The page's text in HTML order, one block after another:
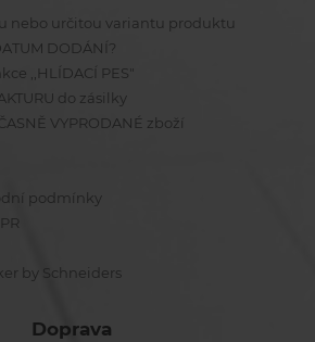
nebo určitou variantu produktu
DODÁNÍ?
,,HLÍDACÍ PES"
do zásilky
VYPRODANÉ zboží
podmínky
by Schneiders
Doprava